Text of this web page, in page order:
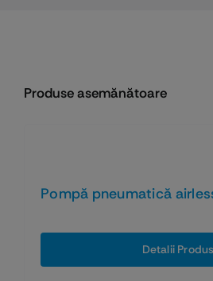
Produse asemănătoare
Pompă pneumatică
Detalii Produs